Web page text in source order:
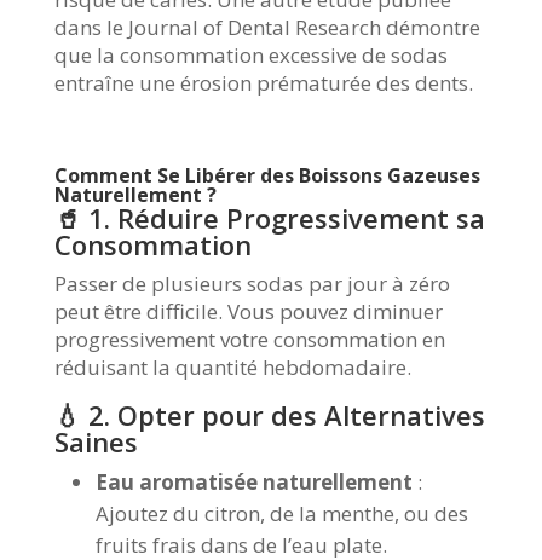
dans le Journal of Dental Research démontre
que la consommation excessive de sodas
entraîne une érosion prématurée des dents.
Comment Se Libérer des Boissons Gazeuses
Naturellement ?
🥤 1. Réduire Progressivement sa
Consommation
Passer de plusieurs sodas par jour à zéro
peut être difficile. Vous pouvez diminuer
progressivement votre consommation en
réduisant la quantité hebdomadaire.
💧 2. Opter pour des Alternatives
Saines
Eau aromatisée naturellement :
Ajoutez du citron, de la menthe, ou des
fruits frais dans de l’eau plate.